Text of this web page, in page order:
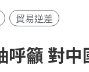
貿易逆差
籲 對